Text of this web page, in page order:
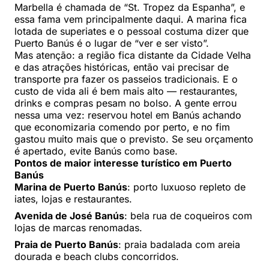
Marbella é chamada de “St. Tropez da Espanha”, e
essa fama vem principalmente daqui. A marina fica
lotada de superiates e o pessoal costuma dizer que
Puerto Banús é o lugar de “ver e ser visto”.
Mas atenção: a região fica distante da Cidade Velha
e das atrações históricas, então vai precisar de
transporte pra fazer os passeios tradicionais. E o
custo de vida ali é bem mais alto — restaurantes,
drinks e compras pesam no bolso. A gente errou
nessa uma vez: reservou hotel em Banús achando
que economizaria comendo por perto, e no fim
gastou muito mais que o previsto. Se seu orçamento
é apertado, evite Banús como base.
Pontos de maior interesse turístico em Puerto
Banús
Marina de Puerto Banús: porto luxuoso repleto de
iates, lojas e restaurantes.
Avenida de José Banús: bela rua de coqueiros com
lojas de marcas renomadas.
Praia de Puerto Banús: praia badalada com areia
dourada e beach clubs concorridos.